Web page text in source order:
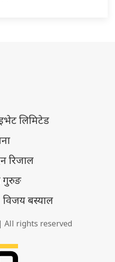
लिमिटेड
रिजाल
गुरुङ
विजय बस्याल
rights reserved